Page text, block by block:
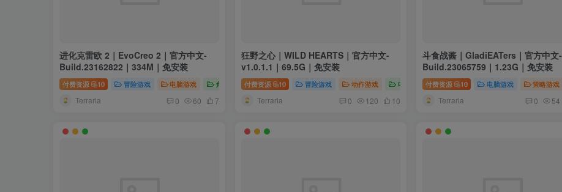
进化克雷欧 2｜EvoCreo 2｜官方中文-
Build.23162822｜334M｜免安装
付费资源 10 冒险游戏 电脑游戏 角色扮演
Terraria 0 60 7
狂野之心｜WILD HEARTS｜官方中文-
v1.0.1.1｜69.5G｜免安装
付费资源 10 冒险游戏 动作游戏 电脑游戏
Terraria 0 120 10
斗食战酱｜GladiEATers｜官方中文-
Build.23065759｜1.23G｜免安装
付费资源 10 电脑游戏 策略游戏
Terraria 0 54